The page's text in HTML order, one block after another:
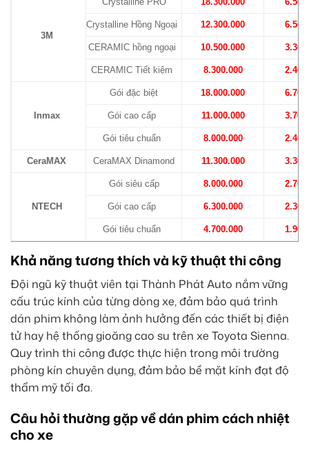
3M
Crystalline Hồng Ngoại 12.300.000
CERAMIC hồng ngoại 10.500.000
CERAMIC Tiết kiệm 8.300.000
Inmax
Gói đặc biệt 18.000.000
Gói cao cấp 11.000.000
Gói tiêu chuẩn 8.000.000
CeraMAX CeraMAX Dinamond 11.300.000
NTECH
Gói siêu cấp 8.000.000
Gói cao cấp 6.300.000
Gói tiêu chuẩn 4.700.000
Khả năng tương thích và kỹ thuật thi công
Đội ngũ kỹ thuật viên tại Thành Phát Auto nắm vững
cấu trúc kính của từng dòng xe, đảm bảo quá trình
dán phim không làm ảnh hưởng đến các thiết bị điện
tử hay hệ thống gioăng cao su trên xe Toyota Sienna.
Quy trình thi công được thực hiện trong môi trường
phòng kín chuyên dụng, đảm bảo bề mặt kính đạt độ
thẩm mỹ tối đa.
Câu hỏi thường gặp về dán phim cách nhiệt
cho xe